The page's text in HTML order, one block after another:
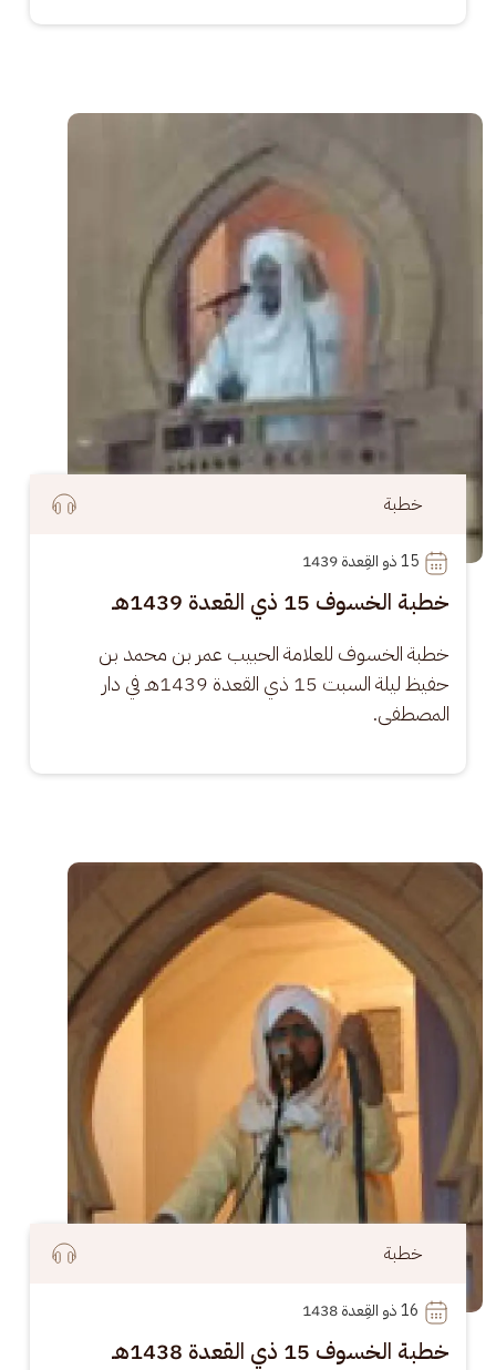
الصورة
خطبة
15
خطبة الخسوف 15 ذي القعدة 1439هـ
خطبة الخسوف للعلامة الحبيب عمر بن محمد بن
حفيظ ليلة السبت 15 ذي القعدة 1439هـ في دار
المصطفى.
الصورة
خطبة
16
خطبة الخسوف 15 ذي القعدة 1438هـ